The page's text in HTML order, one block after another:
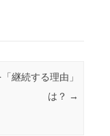
継続する理由」
は？ →